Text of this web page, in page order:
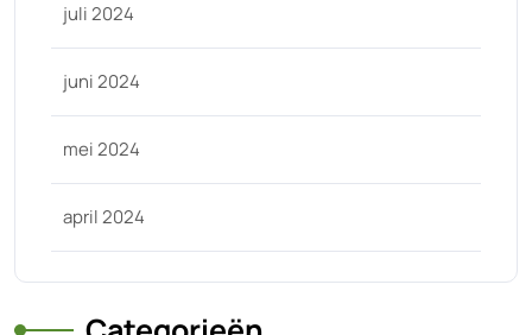
juli 2024
juni 2024
mei 2024
april 2024